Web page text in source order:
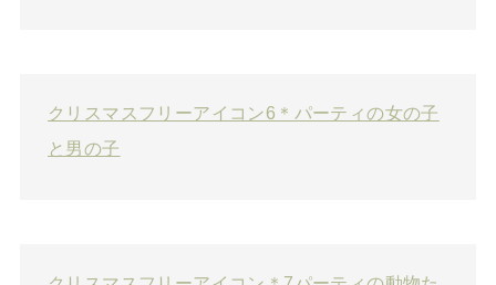
クリスマスフリーアイコン6＊パーティの女の子
と男の子